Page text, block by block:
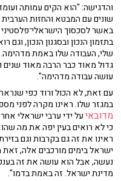
והדגישה: "הוא הקים עמותה
שונים עם המבטא והחזות
באשר לסכסוך הישראלי־פלסטיני
בתזמון הנכון ובסגנון הנכון,
שלי, העבודה שלו באמת
גדול מאוד כבר הרבה מאוד
עושה עבודה מדהימה".
עם זאת, לא הכול ורוד כפי
במגזר שלו. ראינו מקרה לפני
מדובאיעל ידי ערבי ישראלי
כי לא רואים בעין יפה את מה
ראינו את זה גם בקרבות וגם
ישראל בימים מורכבים אלה,
נעשה, אבל הוא עושה את זה
מדינת ישראל. זה באמת בדמו".